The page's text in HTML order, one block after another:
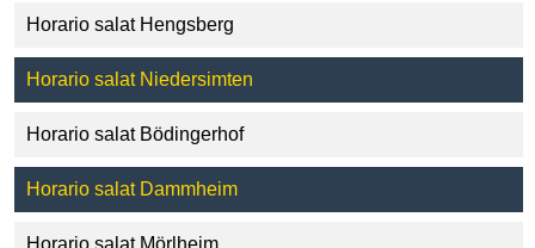
Horario salat Hengsberg
Horario salat Niedersimten
Horario salat Bödingerhof
Horario salat Dammheim